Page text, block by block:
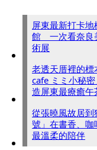
屏東最新打卡
館 一次看奈良
術展
老透天厝裡的
cafe ミミ小秘
造屏東最療癒午
從張曉風故居
號」在書香、
最溫柔的陪伴